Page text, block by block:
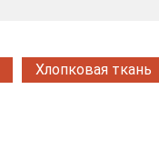
Хлопковая ткань